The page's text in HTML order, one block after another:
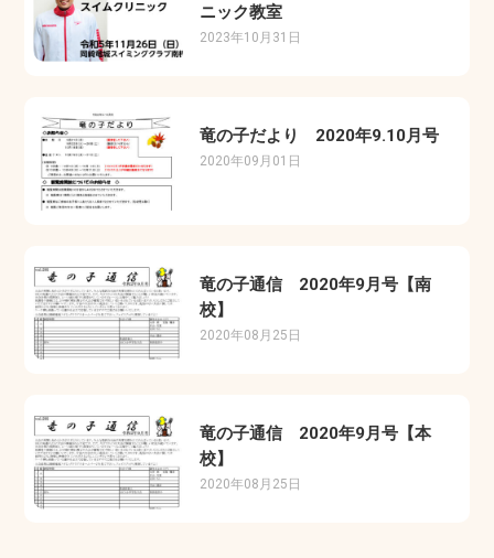
ニック教室
2023年10月31日
竜の子だより 2020年9.10月号
2020年09月01日
竜の子通信 2020年9月号【南
校】
2020年08月25日
竜の子通信 2020年9月号【本
校】
2020年08月25日